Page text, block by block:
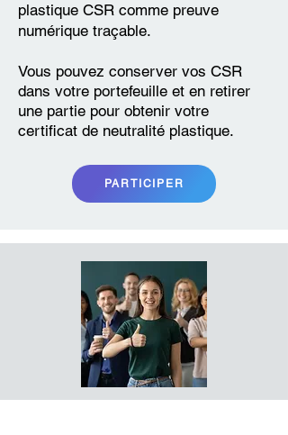
plastique CSR comme preuve
numérique traçable.
Vous pouvez conserver vos CSR
dans votre portefeuille et en retirer
une partie pour obtenir votre
certificat de neutralité plastique.
PARTICIPER